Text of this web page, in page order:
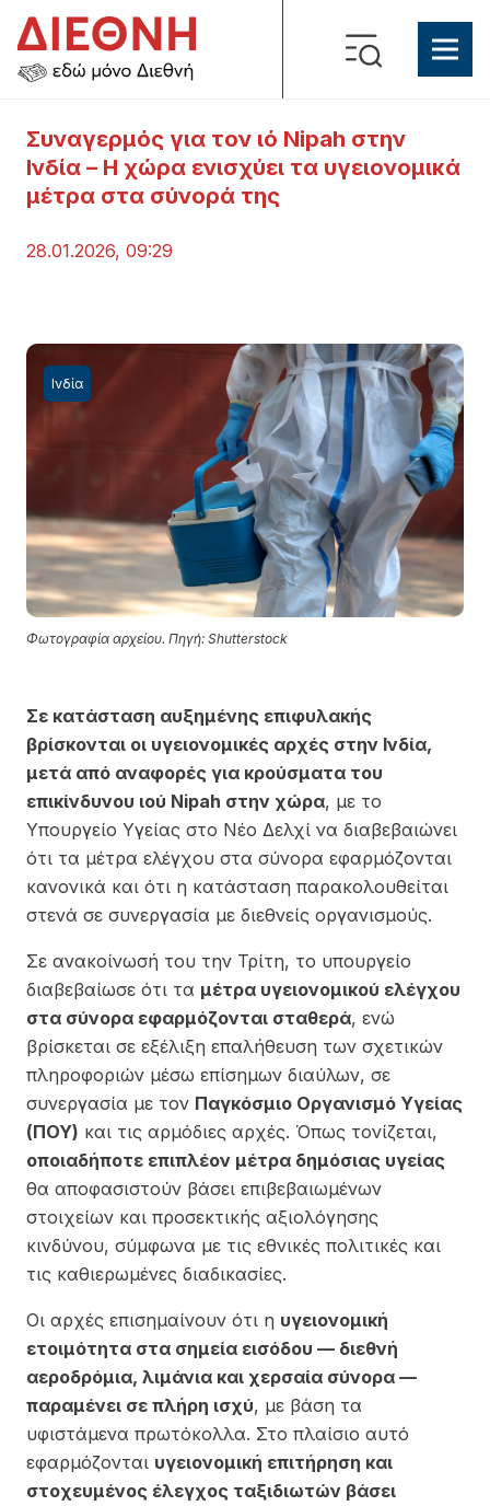
Συναγερμός για τον ιό Nipah στην
Ινδία – Η χώρα ενισχύει τα υγειονομικά
μέτρα στα σύνορά της
28.01.2026, 09:29
Φωτογραφία αρχείου. Πηγή: Shutterstock
Ινδία
Σε κατάσταση αυξημένης επιφυλακής
βρίσκονται οι υγειονομικές αρχές στην Ινδία,
μετά από αναφορές για κρούσματα του
επικίνδυνου ιού Nipah στην χώρα, με το
Υπουργείο Υγείας στο Νέο Δελχί να διαβεβαιώνει
ότι τα μέτρα ελέγχου στα σύνορα εφαρμόζονται
κανονικά και ότι η κατάσταση παρακολουθείται
στενά σε συνεργασία με διεθνείς οργανισμούς.
Σε ανακοίνωσή του την Τρίτη, το υπουργείο
διαβεβαίωσε ότι τα μέτρα υγειονομικού ελέγχου
στα σύνορα εφαρμόζονται σταθερά, ενώ
βρίσκεται σε εξέλιξη επαλήθευση των σχετικών
πληροφοριών μέσω επίσημων διαύλων, σε
συνεργασία με τον Παγκόσμιο Οργανισμό Υγείας
(ΠΟΥ) και τις αρμόδιες αρχές. Όπως τονίζεται,
οποιαδήποτε επιπλέον μέτρα δημόσιας υγείας
θα αποφασιστούν βάσει επιβεβαιωμένων
στοιχείων και προσεκτικής αξιολόγησης
κινδύνου, σύμφωνα με τις εθνικές πολιτικές και
τις καθιερωμένες διαδικασίες.
Οι αρχές επισημαίνουν ότι η υγειονομική
ετοιμότητα στα σημεία εισόδου — διεθνή
αεροδρόμια, λιμάνια και χερσαία σύνορα —
παραμένει σε πλήρη ισχύ, με βάση τα
υφιστάμενα πρωτόκολλα. Στο πλαίσιο αυτό
εφαρμόζονται υγειονομική επιτήρηση και
στοχευμένος έλεγχος ταξιδιωτών βάσει